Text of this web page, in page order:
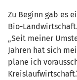
Zu Beginn gab es
Bio-
„Seit meiner
Jahren hat sich
plane ich